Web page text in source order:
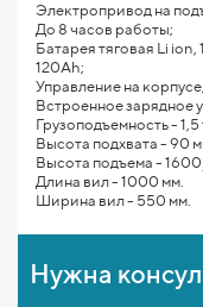
Электропривод на
До 8 часов работы;
Батарея тяговая Li
120Ah;
Управление на корпусе;
Встроенное зарядное
Грузоподъемность -
Высота подхвата - 90
Высота подъема -
Длина вил - 1000 мм.
Ширина вил - 550 мм.
Нужна